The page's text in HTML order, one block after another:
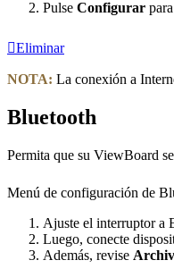
Pulse Configurar
Eliminar
NOTA: La conexión a
Bluetooth
Permita que su ViewBoard
Menú de configuración de
Ajuste el interruptor a
Luego, conecte
Además, revise